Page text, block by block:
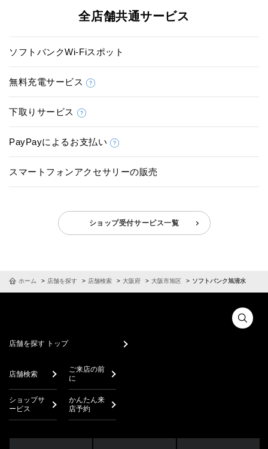
全店舗共通サービス
ソフトバンクWi-Fiスポット
無料充電サービス
下取りサービス
PayPayによるお支払い
スマートフォンアクセサリーの販売
ショップ受付サービス一覧
ホーム 店舗を探す 店舗検索 大阪府 大阪市旭区 ソフトバンク旭清水
店舗を探す トップ
店舗検索
ご来店の前
に
ショップサ
ービス
かんたん来
店予約